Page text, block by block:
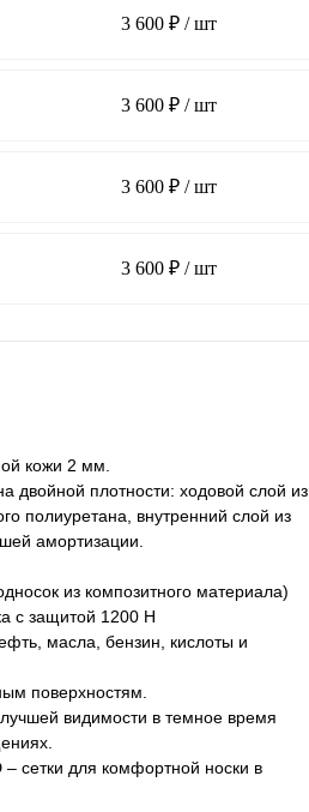
3 600 ₽ / шт
3 600 ₽ / шт
3 600 ₽ / шт
3 600 ₽ / шт
кожи 2 мм.
двойной плотности: ходовой слой из
полиуретана, внутренний слой из
амортизации.
из композитного материала)
с защитой 1200 Н
масла, бензин, кислоты и
поверхностям.
видимости в темное время
сетки для комфортной носки в